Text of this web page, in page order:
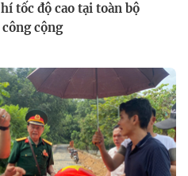
tốc độ cao tại toàn bộ
cộng